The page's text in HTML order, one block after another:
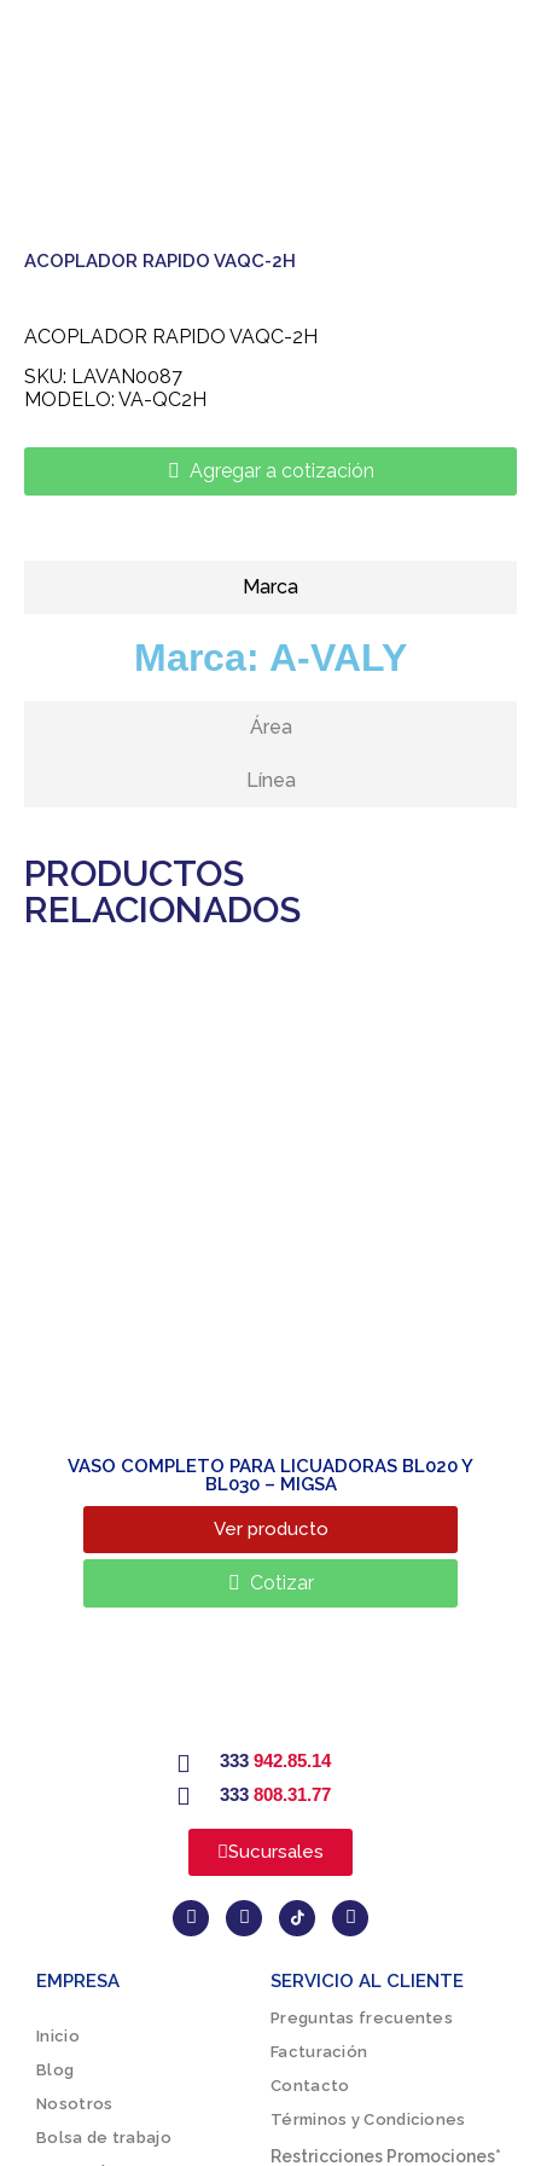
ACOPLADOR RAPIDO VAQC-2H
ACOPLADOR RAPIDO VAQC-2H
SKU: LAVAN0087
MODELO: VA-QC2H
Agregar a cotización
Marca
Marca: A-VALY
Área
Línea
PRODUCTOS
RELACIONADOS
VASO COMPLETO PARA LICUADORAS BL020 Y
BL030 – MIGSA
Ver producto
Cotizar
333 942.85.14
333 808.31.77
Sucursales
EMPRESA
Inicio
Blog
Nosotros
Bolsa de trabajo
SERVICIO AL CLIENTE
Preguntas frecuentes
Facturación
Contacto
Términos y Condiciones
Restricciones Promociones*